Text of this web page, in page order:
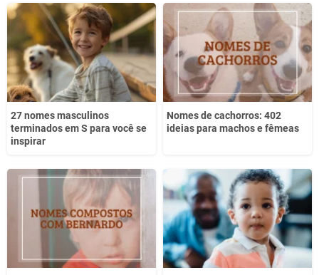
Este conteúdo não tem a informação que procuro
Outro
27 nomes masculinos
terminados em S para você se
inspirar
Nomes de cachorros: 402
ideias para machos e fêmeas